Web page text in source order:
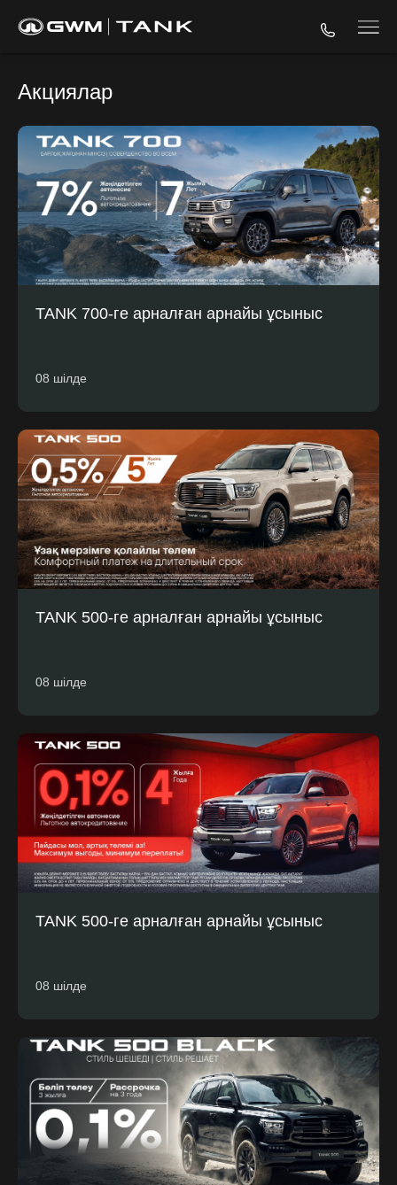
Акциялар Отзывы
Байланысу
RU | KZ
Телефон:
+7 (7182)
65 33 32
Акциялар
TANK 700-ге арналған арнайы ұсыныс
08 шілде
TANK 500-ге арналған арнайы ұсыныс
08 шілде
TANK 500-ге арналған арнайы ұсыныс
08 шілде